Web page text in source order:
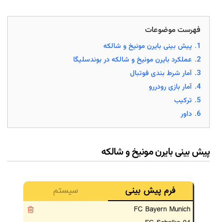
فهرست موضوعات
1. پیش بینی بایرن مونیخ و شالکه
2. عملکرد بایرن مونیخ و شالکه در بوندسلیگا
3. آمار شرط بندی فوتبال
4. آمار بازی رودررو
5. ترکیب
6. داور
پیش بینی بایرن مونیخ و شالکه